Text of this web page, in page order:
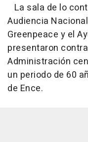
La sala de lo
Audiencia
Greenpeace y el
presentaron
Administración
un periodo de 60
de Ence.